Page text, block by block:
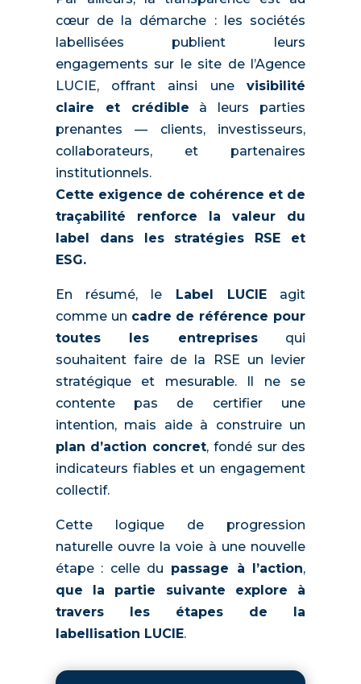
cœur de la démarche : les sociétés
labellisées publient leurs
engagements sur le site de l’Agence
LUCIE, offrant ainsi unevisibilité
claire et crédible à leurs parties
prenantes — clients, investisseurs,
collaborateurs, et partenaires
institutionnels.
Cette exigence de cohérence et de
traçabilité renforce la valeur du
label dans les stratégies RSE et
ESG.
En résumé, le Label LUCIEagit
comme un cadre de référence pour
toutes les entreprisesqui
souhaitent faire de la RSE un levier
stratégique et mesurable. Il ne se
contente pas de certifier une
intention, mais aide à construire un
plan d’action concret, fondé sur des
indicateurs fiables et un engagement
collectif.
Cette logique de progression
naturelle ouvre la voie à une nouvelle
étape : celle du passage à l’action,
que la partie suivante explore à
travers les
étapes de la
labellisation LUCIE.